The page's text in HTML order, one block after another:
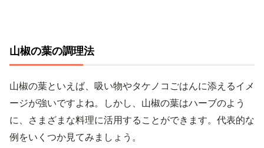
山椒の葉の調理法
山椒の葉といえば、吸い物やタケノコごはんに添えるイメ
ージが強いですよね。しかし、山椒の葉はハーブのよう
に、さまざまな料理に活用することができます。代表的な
例をいくつか見てみましょう。